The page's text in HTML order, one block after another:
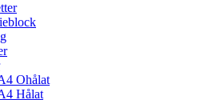
Ohålat
Hålat